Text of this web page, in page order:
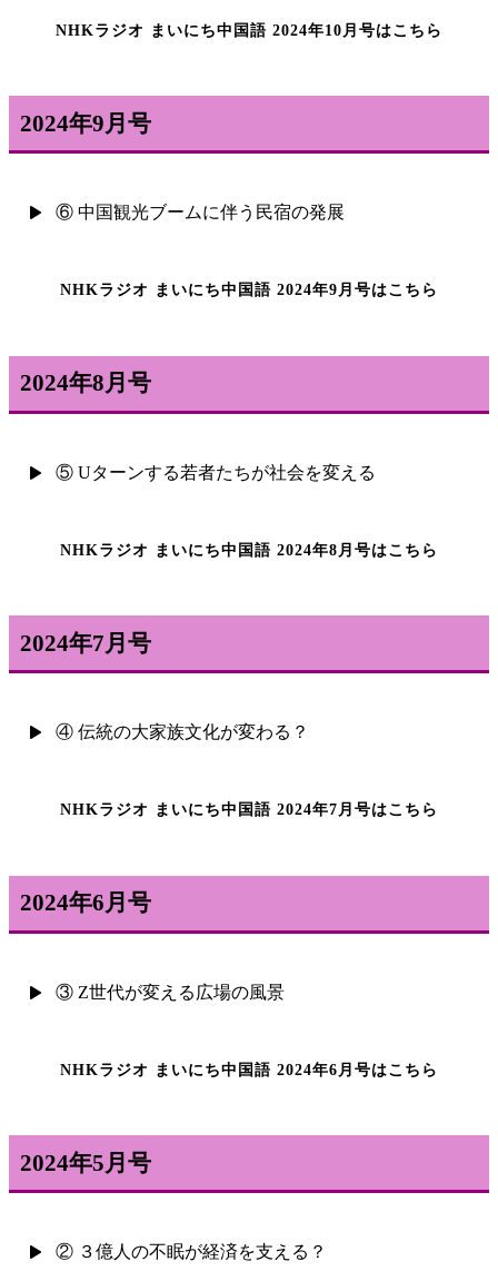
NHKラジオ まいにち中国語 2024年10月号はこちら
2024年9月号
⑥ 中国観光ブームに伴う民宿の発展
NHKラジオ まいにち中国語 2024年9月号はこちら
2024年8月号
⑤ Uターンする若者たちが社会を変える
NHKラジオ まいにち中国語 2024年8月号はこちら
2024年7月号
④ 伝統の大家族文化が変わる？
NHKラジオ まいにち中国語 2024年7月号はこちら
2024年6月号
③ Z世代が変える広場の風景
NHKラジオ まいにち中国語 2024年6月号はこちら
2024年5月号
② ３億人の不眠が経済を支える？